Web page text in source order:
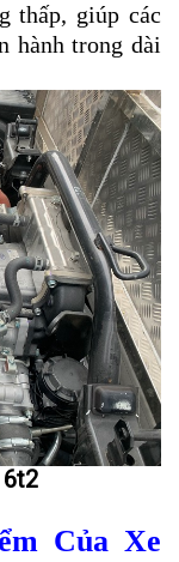
thấp, giúp các
hành trong dài
Của Xe